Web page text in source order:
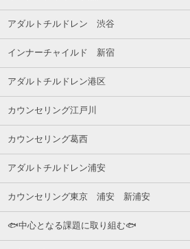
アダルトチルドレン 渋谷
インナーチャイルド 新宿
アダルトチルドレン港区
カウンセリング江戸川
カウンセリング葛西
アダルトチルドレン浦安
カウンセリング東京 浦安 新浦安
🐟中心となる課題に取り組む🐟